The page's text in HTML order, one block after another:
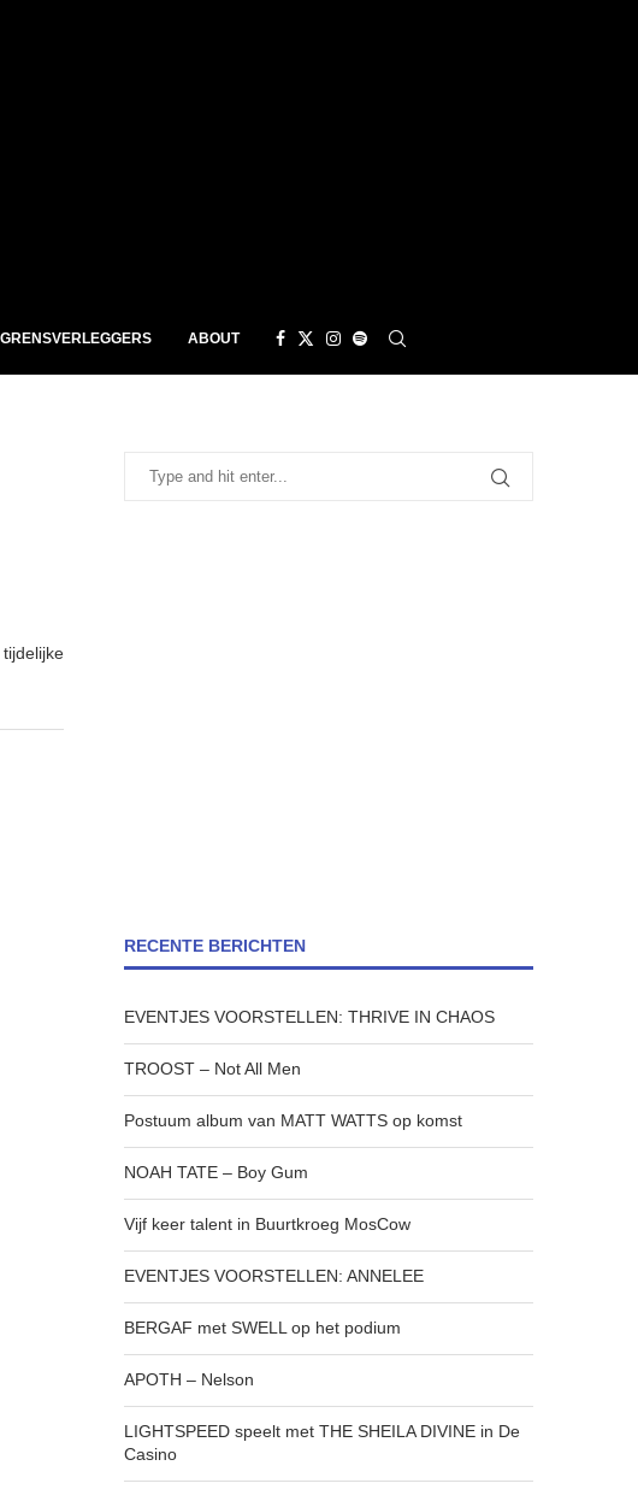
GRENSVERLEGGERS ABOUT
RECENTE BERICHTEN
EVENTJES VOORSTELLEN: THRIVE IN CHAOS
TROOST – Not All Men
Postuum album van MATT WATTS op komst
NOAH TATE – Boy Gum
Vijf keer talent in Buurtkroeg MosCow
EVENTJES VOORSTELLEN: ANNELEE
BERGAF met SWELL op het podium
APOTH – Nelson
LIGHTSPEED speelt met THE SHEILA DIVINE in De
Casino